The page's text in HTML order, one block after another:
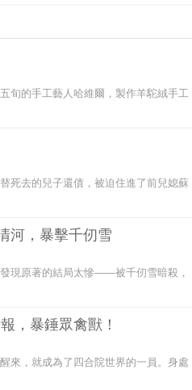
旬的手工藝人哈維爾，製作羊駝絨手工
死去的兒子還債，被迫住進了前兒媳蘇
河，暴擊千仞雪
現原著的結局太慘——被千仞雪暗殺，
，暴錘眾禽獸！
來，就成為了四合院世界的一員。身處